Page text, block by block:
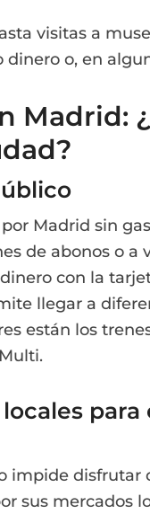
visitas a
o, en
Madrid:
Madrid sin
de abonos o
con la
llegar a
están los
impide disfrutar
sus mercados